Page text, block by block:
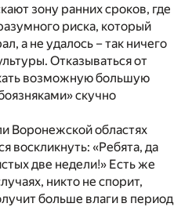
зону ранних сроков, где
риска, который
а не удалось – так ничего
Отказываться от
возможную большую
скучно
Воронежской областях
воскликнуть: «Ребята, да
две недели!» Есть же
никто не спорит,
больше влаги в период